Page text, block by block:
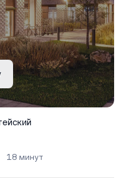
18 минут